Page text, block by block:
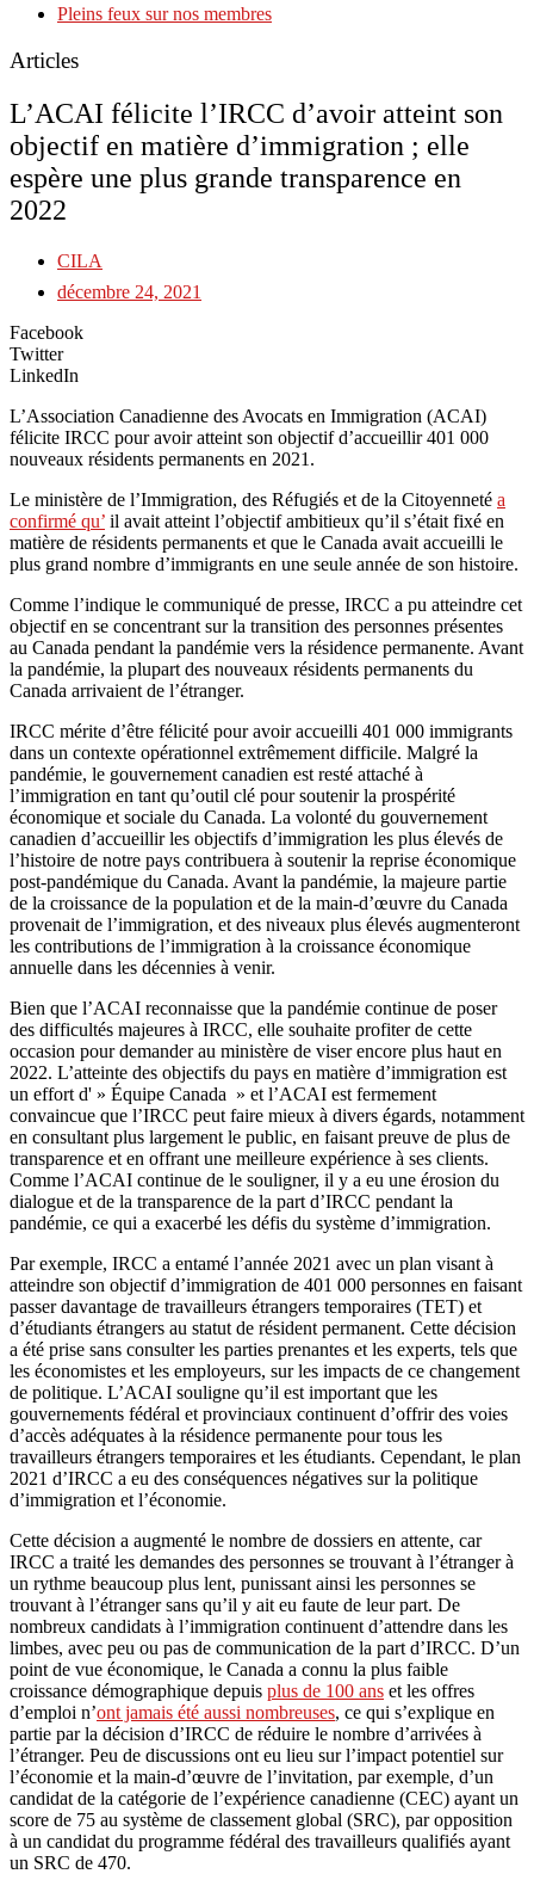
Pleins feux sur nos membres
Articles
L’ACAI félicite l’IRCC d’avoir atteint son
objectif en matière d’immigration ; elle
espère une plus grande transparence en
2022
CILA
décembre 24, 2021
Facebook
Twitter
LinkedIn
L’Association Canadienne des Avocats en Immigration (ACAI)
félicite IRCC pour avoir atteint son objectif d’accueillir 401 000
nouveaux résidents permanents en 2021.
Le ministère de l’Immigration, des Réfugiés et de la Citoyenneté a
confirmé qu’ il avait atteint l’objectif ambitieux qu’il s’était fixé en
matière de résidents permanents et que le Canada avait accueilli le
plus grand nombre d’immigrants en une seule année de son histoire.
Comme l’indique le communiqué de presse, IRCC a pu atteindre cet
objectif en se concentrant sur la transition des personnes présentes
au Canada pendant la pandémie vers la résidence permanente. Avant
la pandémie, la plupart des nouveaux résidents permanents du
Canada arrivaient de l’étranger.
IRCC mérite d’être félicité pour avoir accueilli 401 000 immigrants
dans un contexte opérationnel extrêmement difficile. Malgré la
pandémie, le gouvernement canadien est resté attaché à
l’immigration en tant qu’outil clé pour soutenir la prospérité
économique et sociale du Canada. La volonté du gouvernement
canadien d’accueillir les objectifs d’immigration les plus élevés de
l’histoire de notre pays contribuera à soutenir la reprise économique
post-pandémique du Canada. Avant la pandémie, la majeure partie
de la croissance de la population et de la main-d’œuvre du Canada
provenait de l’immigration, et des niveaux plus élevés augmenteront
les contributions de l’immigration à la croissance économique
annuelle dans les décennies à venir.
Bien que l’ACAI reconnaisse que la pandémie continue de poser
des difficultés majeures à IRCC, elle souhaite profiter de cette
occasion pour demander au ministère de viser encore plus haut en
2022. L’atteinte des objectifs du pays en matière d’immigration est
un effort d' » Équipe Canada » et l’ACAI est fermement
convaincue que l’IRCC peut faire mieux à divers égards, notamment
en consultant plus largement le public, en faisant preuve de plus de
transparence et en offrant une meilleure expérience à ses clients.
Comme l’ACAI continue de le souligner, il y a eu une érosion du
dialogue et de la transparence de la part d’IRCC pendant la
pandémie, ce qui a exacerbé les défis du système d’immigration.
Par exemple, IRCC a entamé l’année 2021 avec un plan visant à
atteindre son objectif d’immigration de 401 000 personnes en faisant
passer davantage de travailleurs étrangers temporaires (TET) et
d’étudiants étrangers au statut de résident permanent. Cette décision
a été prise sans consulter les parties prenantes et les experts, tels que
les économistes et les employeurs, sur les impacts de ce changement
de politique. L’ACAI souligne qu’il est important que les
gouvernements fédéral et provinciaux continuent d’offrir des voies
d’accès adéquates à la résidence permanente pour tous les
travailleurs étrangers temporaires et les étudiants. Cependant, le plan
2021 d’IRCC a eu des conséquences négatives sur la politique
d’immigration et l’économie.
Cette décision a augmenté le nombre de dossiers en attente, car
IRCC a traité les demandes des personnes se trouvant à l’étranger à
un rythme beaucoup plus lent, punissant ainsi les personnes se
trouvant à l’étranger sans qu’il y ait eu faute de leur part. De
nombreux candidats à l’immigration continuent d’attendre dans les
limbes, avec peu ou pas de communication de la part d’IRCC. D’un
point de vue économique, le Canada a connu la plus faible
croissance démographique depuis plus de 100 ans et les offres
d’emploi n’ont jamais été aussi nombreuses, ce qui s’explique en
partie par la décision d’IRCC de réduire le nombre d’arrivées à
l’étranger. Peu de discussions ont eu lieu sur l’impact potentiel sur
l’économie et la main-d’œuvre de l’invitation, par exemple, d’un
candidat de la catégorie de l’expérience canadienne (CEC) ayant un
score de 75 au système de classement global (SRC), par opposition
à un candidat du programme fédéral des travailleurs qualifiés ayant
un SRC de 470.